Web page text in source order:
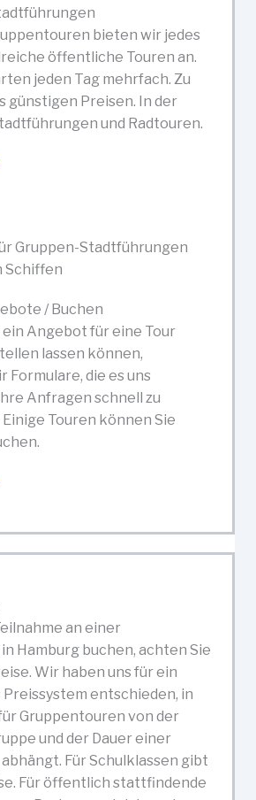
bieten wir jedes
öffentliche Touren an.
jeden Tag mehrfach. Zu
günstigen Preisen. In der
und Radtouren.
/ Buchen
ein Angebot für eine Tour
lassen können,
Formulare, die es uns
Anfragen schnell zu
Touren können Sie
an einer
Hamburg buchen, achten Sie
Wir haben uns für ein
entschieden, in
Gruppentouren von der
und der Dauer einer
Für Schulklassen gibt
Für öffentlich stattfindende